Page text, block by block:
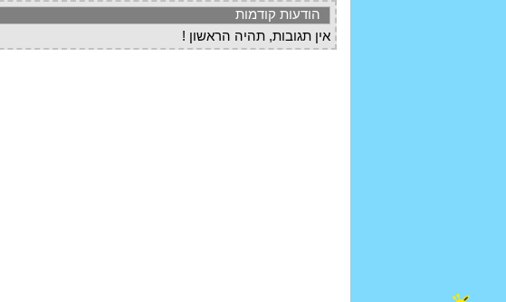
הודעות קודמות
אין תגובות, תהיה הראשון !